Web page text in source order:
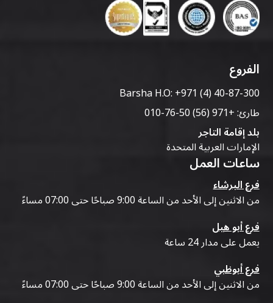
الفروع
Barsha H.O:+971 (4) 40-87-300
طارئ:+971 (56) 50-76-010
بلد إقامة التاجر
الإمارات العربية المتحدة
ساعات العمل
فرع البرشاء
من الاثنين إلى الأحد من الساعة 9:00 صباحًا حتى 07:00 مساءً
فرع أبو هيل
يعمل على مدار 24 ساعة
فرع أبوظبي
من الاثنين إلى الأحد من الساعة 9:00 صباحًا حتى 07:00 مساءً